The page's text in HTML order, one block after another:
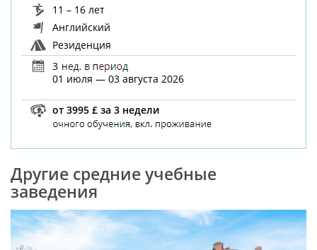
11 – 16 лет
Английский
Резиденция
3
01 июля — 03 августа 2026
от 3995 £ за 3 недели
Другие средние учебные
заведения